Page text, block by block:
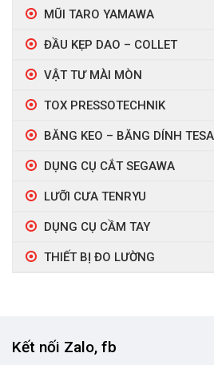
MŨI TARO YAMAWA
ĐẦU KẸP DAO – COLLET
VẬT TƯ MÀI MÒN
TOX PRESSOTECHNIK
BĂNG KEO – BĂNG DÍNH TESA
DỤNG CỤ CẮT SEGAWA
LƯỠI CƯA TENRYU
DỤNG CỤ CẦM TAY
THIẾT BỊ ĐO LƯỜNG
Kết nối Zalo, fb